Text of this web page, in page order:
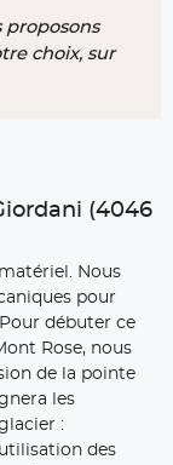
proposons
choix, sur
(4046
Nous
pour
débuter ce
Rose, nous
de la pointe
les
:
des